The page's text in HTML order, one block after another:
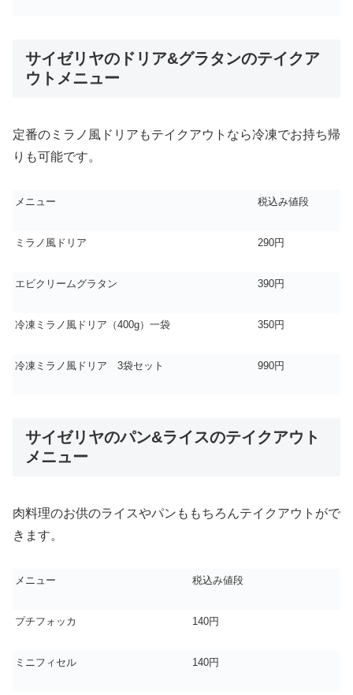
サイゼリヤのドリア&グラタンのテイクア
ウトメニュー
定番のミラノ風ドリアもテイクアウトなら冷凍でお持ち帰
りも可能です。
メニュー 税込み値段
ミラノ風ドリア 290円
エビクリームグラタン 390円
冷凍ミラノ風ドリア（400g）一袋 350円
冷凍ミラノ風ドリア 3袋セット 990円
サイゼリヤのパン&ライスのテイクアウト
メニュー
肉料理のお供のライスやパンももちろんテイクアウトがで
きます。
メニュー 税込み値段
プチフォッカ 140円
ミニフィセル 140円